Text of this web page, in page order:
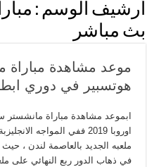
أرشيف الوسم :
بث مباشر
موعد مشاهدة مباراة
هوتسبير في دوري ابطال
ابموعد مشاهدة مباراة مانشستر
اوروبا 2019 ففي المواجه
ملعبه الجديد بالعاصمة لندن ،
في ذهاب الدور ربع النهائي على